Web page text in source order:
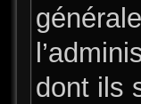
dont ils